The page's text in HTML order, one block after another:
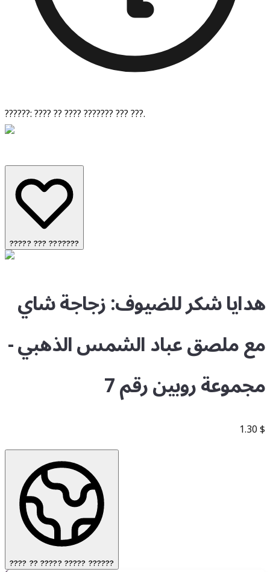
??????: ???? ?? ???? ??????? ??? ???.
????? ??? ???????
هدايا شكر للضيوف: زجاجة شاي
مع ملصق عباد الشمس الذهبي -
مجموعة روبين رقم 7
1.30$
???? ?? ????? ????? ??????